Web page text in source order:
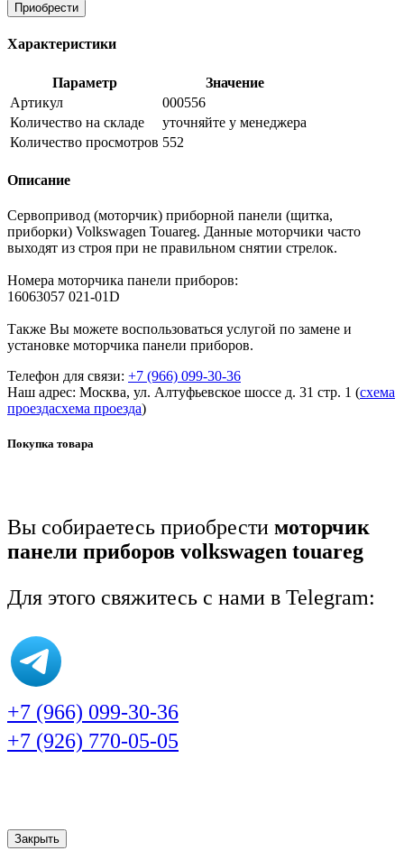
Приобрести
Характеристики
Параметр
Значение
Артикул
000556
Количество на складе
уточняйте у менеджера
Количество просмотров 552
Описание
Сервопривод (моторчик) приборной панели (щитка,
приборки) Volkswagen Touareg. Данные моторчики часто
выходят из строя при не правильном снятии стрелок.
Номера моторчика панели приборов:
16063057 021-01D
Также Вы можете воспользоваться услугой по замене и
установке моторчика панели приборов.
Телефон для связи: +7 (966) 099-30-36
Наш адрес: Москва, ул. Алтуфьевское шоссе д. 31 стр. 1 (схема
проездасхема проезда)
Покупка товара
Вы собираетесь приобрести моторчик
панели приборов volkswagen touareg
Для этого свяжитесь с нами в Telegram:
+7 (966) 099-30-36
+7 (926) 770-05-05
Закрыть